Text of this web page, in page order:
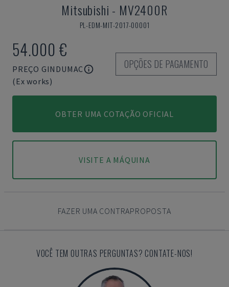
Mitsubishi - MV2400R
PL-EDM-MIT-2017-00001
54.000 €
PREÇO GINDUMAC
(Ex works)
OPÇÕES DE PAGAMENTO
OBTER UMA COTAÇÃO OFICIAL
VISITE A MÁQUINA
FAZER UMA CONTRAPROPOSTA
VOCÊ TEM OUTRAS PERGUNTAS? CONTATE-NOS!